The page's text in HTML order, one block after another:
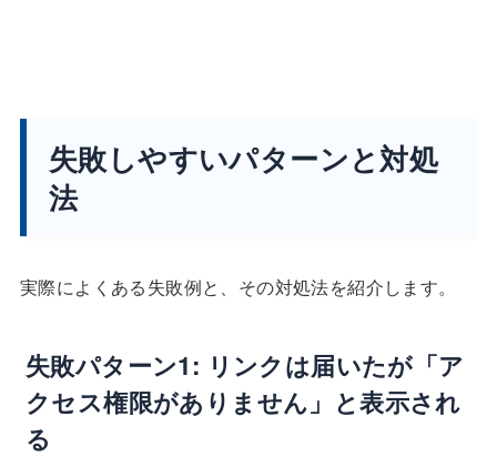
失敗しやすいパターンと対処
法
実際によくある失敗例と、その対処法を紹介します。
失敗パターン1: リンクは届いたが「ア
クセス権限がありません」と表示され
る